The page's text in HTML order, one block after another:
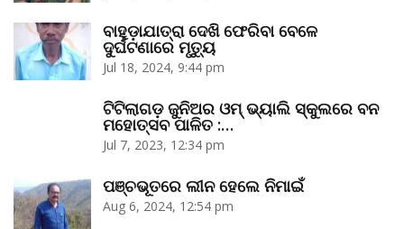
ବାହୁଡ଼ାଯାତ୍ରା ଦେଖି ଫେରିବା ବେଳେ
ଦୁର୍ଘଟଣାରେ ମୃତ୍ୟୁ
Jul 18, 2024, 9:44 pm
ଟିଟିଲାଗଡ଼ ଜୁନିଅର ଓମ୍‌ ଭ୍ୟାଲି ସ୍କୁଲରେ ବନ
ମହୋତ୍ସବ ପାଳିତ :…
Jul 7, 2023, 12:34 pm
ପଞ୍ଚଭୂତରେ ଲୀନ ହେଲେ ନିମାଇଁ
Aug 6, 2024, 12:54 pm